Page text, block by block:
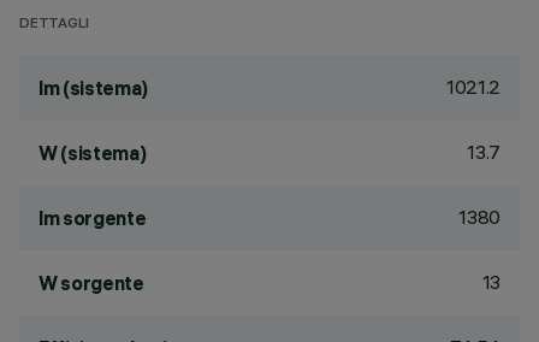
DETTAGLI
lm (sistema) 1021.2
W (sistema) 13.7
lm sorgente 1380
W sorgente 13